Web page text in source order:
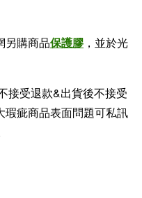
另購商品保護膠，並於光
接受退款&出貨後不接受
瑕疵商品表面問題可私訊